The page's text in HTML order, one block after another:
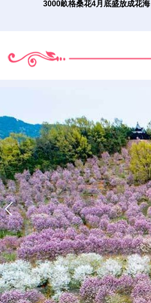
3000畝格桑花4月底盛放成花海